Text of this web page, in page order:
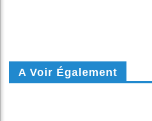
A Voir Également